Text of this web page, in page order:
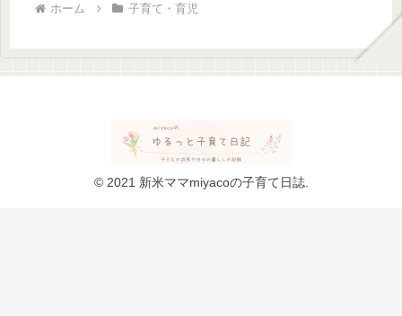
ホーム 子育て・育児
© 2021 新米ママmiyacoの子育て日誌.